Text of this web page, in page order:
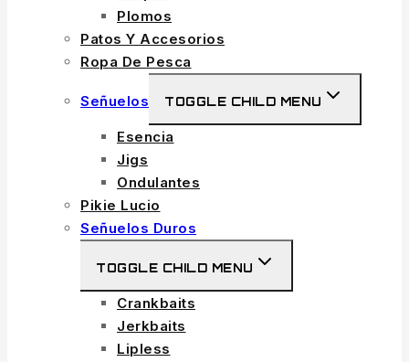
Plomos
Patos Y Accesorios
Ropa De Pesca
Señuelos TOGGLE CHILD MENU
Esencia
Jigs
Ondulantes
Pikie Lucio
Señuelos Duros
TOGGLE CHILD MENU
Crankbaits
Jerkbaits
Lipless